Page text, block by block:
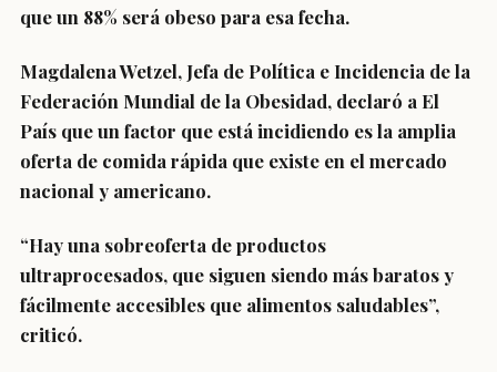
que un 88% será obeso para esa fecha.
Magdalena Wetzel, Jefa de Política e Incidencia de la
Federación Mundial de la Obesidad, declaró a El
País que un factor que está incidiendo es la amplia
oferta de comida rápida que existe en el mercado
nacional y americano.
“Hay una sobreoferta de productos
ultraprocesados, que siguen siendo más baratos y
fácilmente accesibles que alimentos saludables”,
criticó.